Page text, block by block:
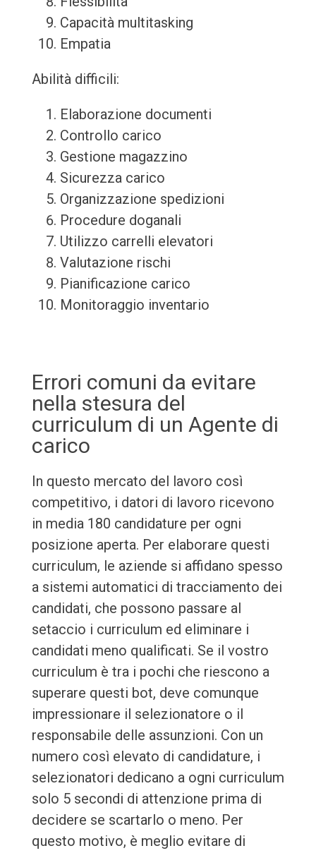
Capacità multitasking
Empatia
Abilità difficili:
Elaborazione documenti
Controllo carico
Gestione magazzino
Sicurezza carico
Organizzazione spedizioni
Procedure doganali
Utilizzo carrelli elevatori
Valutazione rischi
Pianificazione carico
Monitoraggio inventario
Errori comuni da evitare
nella stesura del
curriculum di un Agente di
carico
In questo mercato del lavoro così
competitivo, i datori di lavoro ricevono
in media 180 candidature per ogni
posizione aperta. Per elaborare questi
curriculum, le aziende si affidano spesso
a sistemi automatici di tracciamento dei
candidati, che possono passare al
setaccio i curriculum ed eliminare i
candidati meno qualificati. Se il vostro
curriculum è tra i pochi che riescono a
superare questi bot, deve comunque
impressionare il selezionatore o il
responsabile delle assunzioni. Con un
numero così elevato di candidature, i
selezionatori dedicano a ogni curriculum
solo 5 secondi di attenzione prima di
decidere se scartarlo o meno. Per
questo motivo, è meglio evitare di